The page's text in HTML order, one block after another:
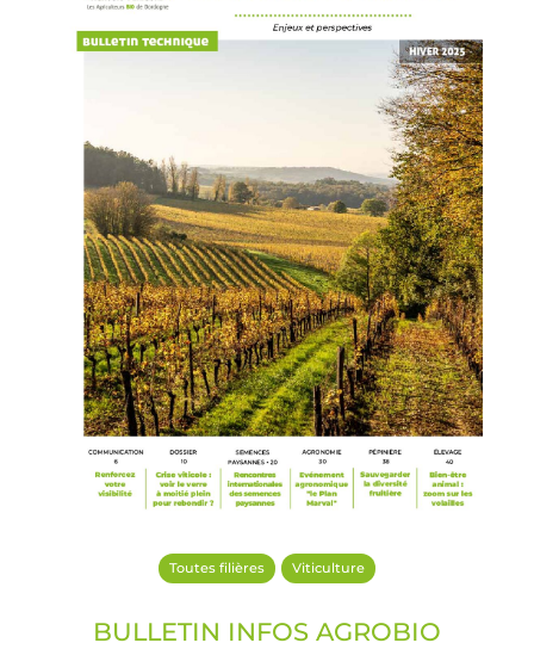
Toutes filières Viticulture
BULLETIN INFOS AGROBIO